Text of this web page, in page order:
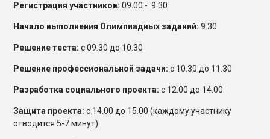
Регистрация участников: 09.00 - 9.30
Начало выполнения Олимпиадных заданий:9.30
Решение теста: с 09.30 до 10.30
Решение профессиональной задачи: с 10.30 до 11.30
Разработка социального проекта: с 12.00 до 14.00
Защита проекта: с 14.00 до 15.00 (каждому участнику
отводится 5-7 минут)